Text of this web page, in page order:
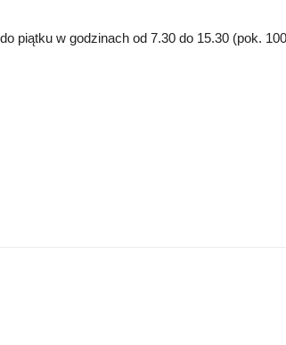
piątku w godzinach od 7.30 do 15.30 (pok.